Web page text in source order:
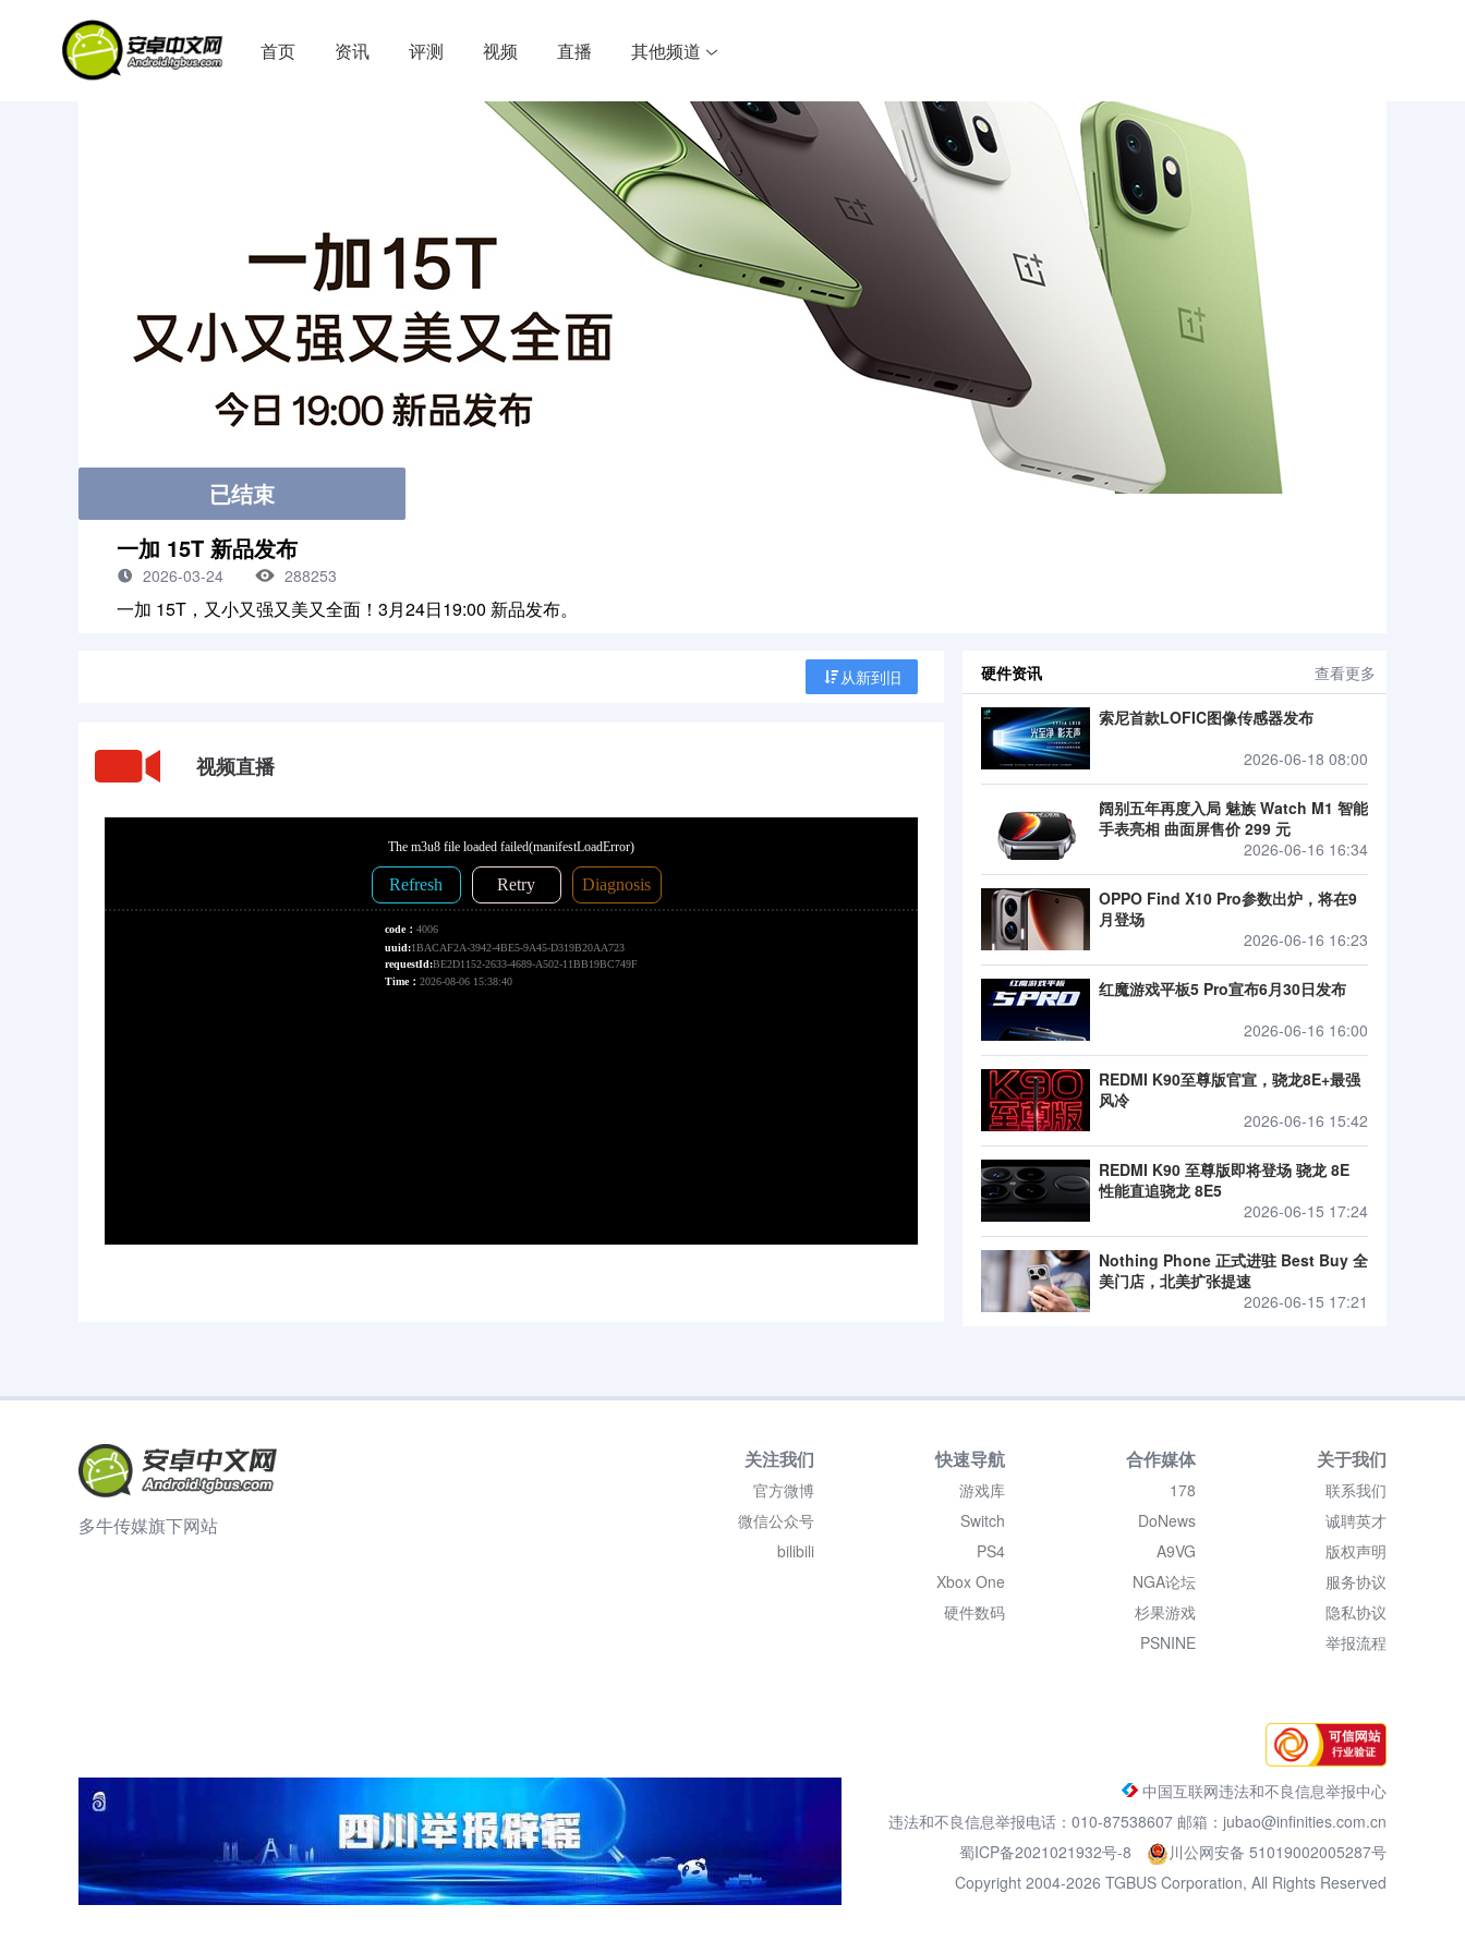
首页 资讯 评测 视频 直播 其他频道
已结束
一加 15T 新品发布
2026-03-24 288253
一加 15T，又小又强又美又全面！3月24日19:00 新品发布。
从新到旧
视频直播
硬件资讯 查看更多
索尼首款LOFIC图像传感器发布
2026-06-18 08:00
阔别五年再度入局 魅族 Watch M1 智能
手表亮相 曲面屏售价 299 元
2026-06-16 16:34
OPPO Find X10 Pro参数出炉，将在9
月登场
2026-06-16 16:23
红魔游戏平板5 Pro宣布6月30日发布
2026-06-16 16:00
REDMI K90至尊版官宣，骁龙8E+最强
风冷
2026-06-16 15:42
REDMI K90 至尊版即将登场 骁龙 8E
性能直追骁龙 8E5
2026-06-15 17:24
Nothing Phone 正式进驻 Best Buy 全
美门店，北美扩张提速
2026-06-15 17:21
多牛传媒旗下网站
关注我们
官方微博
微信公众号
bilibili
快速导航
游戏库
Switch
PS4
Xbox One
硬件数码
合作媒体
178
DoNews
A9VG
NGA论坛
杉果游戏
PSNINE
关于我们
联系我们
诚聘英才
版权声明
服务协议
隐私协议
举报流程
中国互联网违法和不良信息举报中心
违法和不良信息举报电话：010-87538607 邮箱：jubao@infinities.com.cn
蜀ICP备2021021932号-8
川公网安备 51019002005287号
Copyright 2004-2026 TGBUS Corporation, All Rights Reserved